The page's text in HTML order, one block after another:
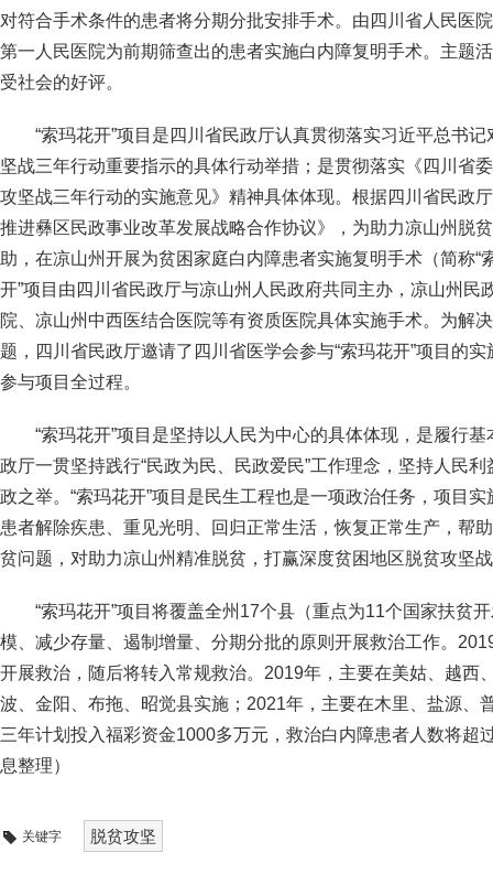
对符合手术条件的患者将分期分批安排手术。由四川省人民医
第一人民医院为前期筛查出的患者实施白内障复明手术。主题
受社会的好评。
“索玛花开”项目是四川省民政厅认真贯彻落实习近平总书
坚战三年行动重要指示的具体行动举措；是贯彻落实《四川省
攻坚战三年行动的实施意见》精神具体体现。根据四川省民政
推进彝区民政事业改革发展战略合作协议》，为助力凉山州脱
助，在凉山州开展为贫困家庭白内障患者实施复明手术（简称“
开”项目由四川省民政厅与凉山州人民政府共同主办，凉山州民
院、凉山州中西医结合医院等有资质医院具体实施手术。为解
题，四川省民政厅邀请了四川省医学会参与“索玛花开”项目的
参与项目全过程。
“索玛花开”项目是坚持以人民为中心的具体体现，是履行
政厅一贯坚持践行“民政为民、民政爱民”工作理念，坚持人民
政之举。“索玛花开”项目是民生工程也是一项政治任务，项目
患者解除疾患、重见光明、回归正常生活，恢复正常生产，帮
贫问题，对助力凉山州精准脱贫，打赢深度贫困地区脱贫攻坚
“索玛花开”项目将覆盖全州17个县（重点为11个国家扶贫
模、减少存量、遏制增量、分期分批的原则开展救治工作。
开展救治，随后将转入常规救治。2019年，主要在美姑、越西
波、金阳、布拖、昭觉县实施；2021年，主要在木里、盐源、
三年计划投入福彩资金1000多万元，救治白内障患者人数将超
息整理）
关键字 脱贫攻坚